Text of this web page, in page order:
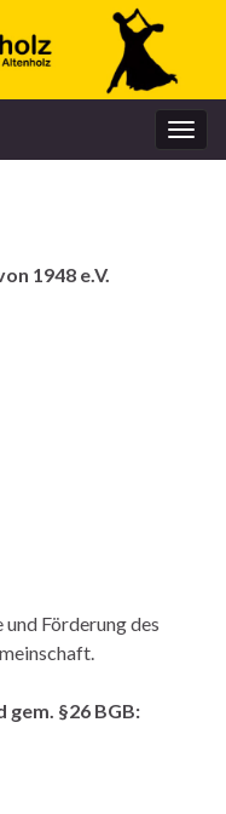
1948 e.V.
Förderung des
§26 BGB: